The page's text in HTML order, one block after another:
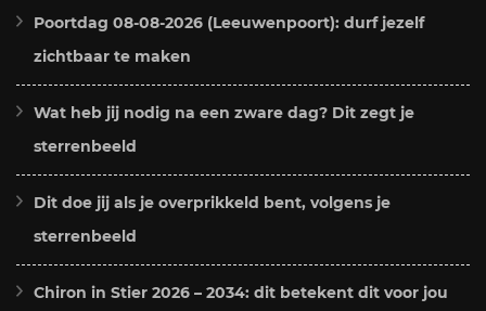
Poortdag 08-08-2026 (Leeuwenpoort): durf jezelf
zichtbaar te maken
Wat heb jij nodig na een zware dag? Dit zegt je
sterrenbeeld
Dit doe jij als je overprikkeld bent, volgens je
sterrenbeeld
Chiron in Stier 2026 – 2034: dit betekent dit voor jou